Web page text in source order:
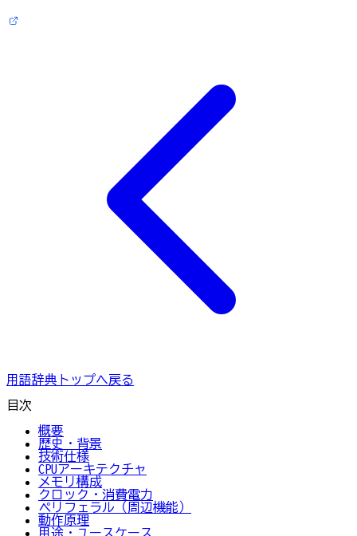
用語辞典トップへ戻る
目次
概要
歴史・背景
技術仕様
CPUアーキテクチャ
メモリ構成
クロック・消費電力
ペリフェラル（周辺機能）
動作原理
用途・ユースケース